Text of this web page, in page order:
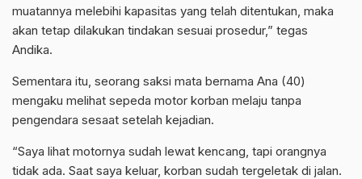
muatannya melebihi kapasitas yang telah ditentukan, maka
akan tetap dilakukan tindakan sesuai prosedur,” tegas
Andika.
Sementara itu, seorang saksi mata bernama Ana (40)
mengaku melihat sepeda motor korban melaju tanpa
pengendara sesaat setelah kejadian.
“Saya lihat motornya sudah lewat kencang, tapi orangnya
tidak ada. Saat saya keluar, korban sudah tergeletak di jalan.